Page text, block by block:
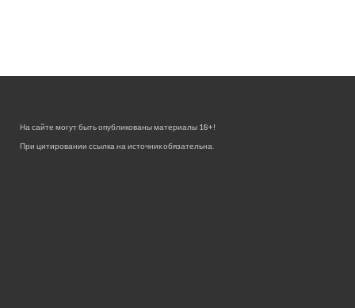
На сайте могут быть опубликованы материалы 18+!
При цитировании ссылка на источник обязательна.